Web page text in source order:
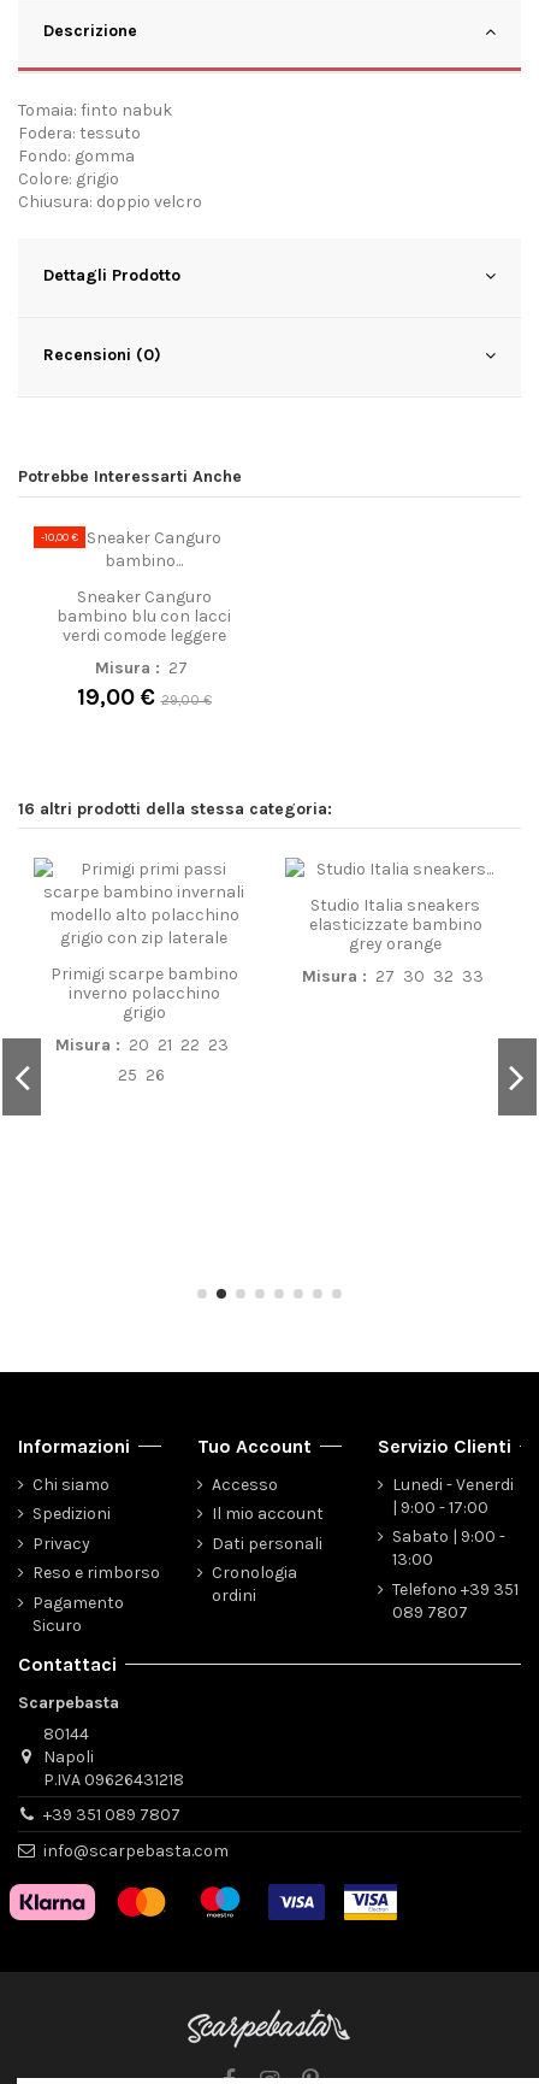
Descrizione
Tomaia: finto nabuk
Fodera: tessuto
Fondo: gomma
Colore: grigio
Chiusura: doppio velcro
Dettagli Prodotto
Recensioni (0)
Potrebbe Interessarti Anche
-10,00 €
Sneaker Canguro
bambino blu con lacci
verdi comode leggere
Misura : 27
19,00 €29,00 €
16 altri prodotti della stessa categoria:
Primigi scarpe bambino
inverno polacchino
grigio
Misura : 20 21 22 23
25 26
Studio Italia sneakers
elasticizzate bambino
grey orange
Misura : 27 30 32 33
Informazioni
Chi siamo
Spedizioni
Privacy
Reso e rimborso
Pagamento
Sicuro
Tuo Account
Accesso
Il mio account
Dati personali
Cronologia
ordini
Servizio Clienti
Lunedi - Venerdi
| 9:00 - 17:00
Sabato | 9:00 -
13:00
Telefono +39 351
089 7807
Contattaci
Scarpebasta
80144
Napoli
P.IVA 09626431218
+39 351 089 7807
info@scarpebasta.com